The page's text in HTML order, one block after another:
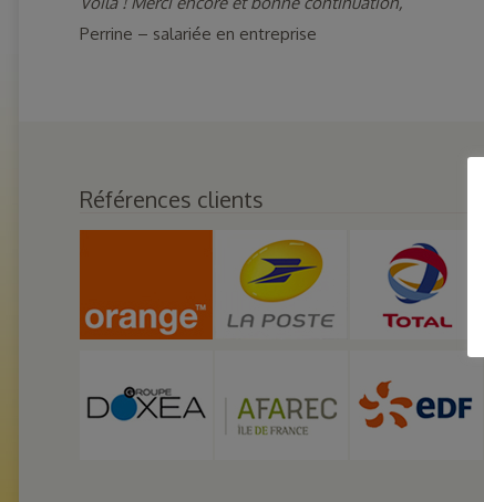
Perrine – salariée en entreprise
Références clients